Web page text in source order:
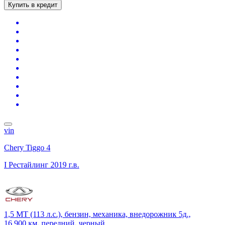
Купить в кредит
vin
Chery Tiggo 4
I Рестайлинг 2019 г.в.
1,5 MT (113 л.с.), бензин, механика, внедорожник 5д.,
16 900 км, передний, черный